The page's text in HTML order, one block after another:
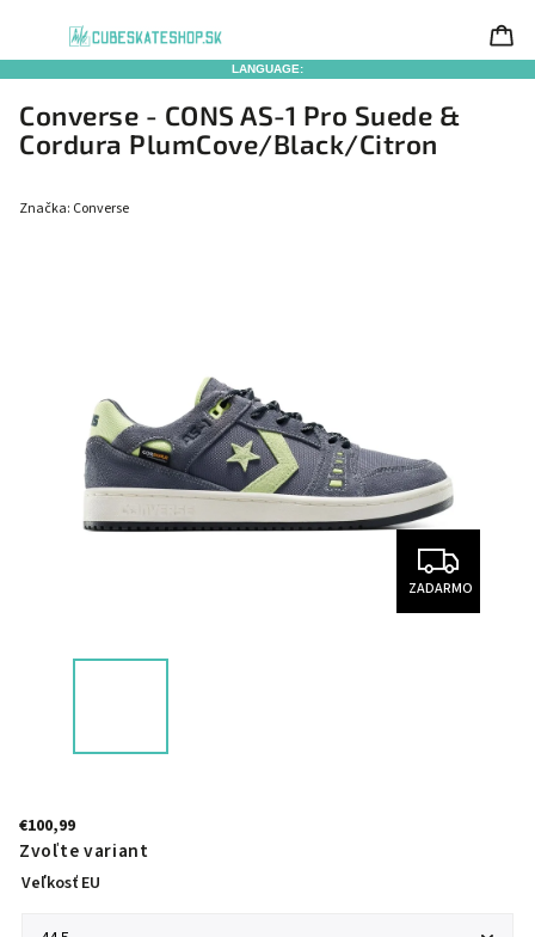
LANGUAGE:
Converse - CONS AS-1 Pro Suede &
Cordura PlumCove/Black/Citron
Značka: Converse
ZADARMO
€100,99
Zvoľte variant
Veľkosť EU